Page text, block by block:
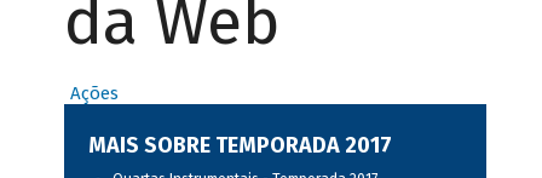
da Web
Ações
MAIS SOBRE TEMPORADA 2017